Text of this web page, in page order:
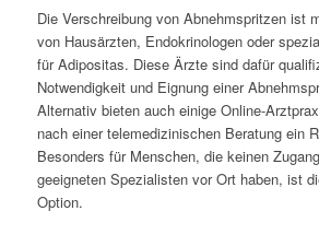
Die Verschreibung von Abnehmspritzen ist
von Hausärzten, Endokrinologen oder
für Adipositas. Diese Ärzte sind dafür
Notwendigkeit und Eignung einer
Alternativ bieten auch einige Online-
nach einer telemedizinischen Beratung ein
Besonders für Menschen, die keinen
geeigneten Spezialisten vor Ort haben, ist
Option.